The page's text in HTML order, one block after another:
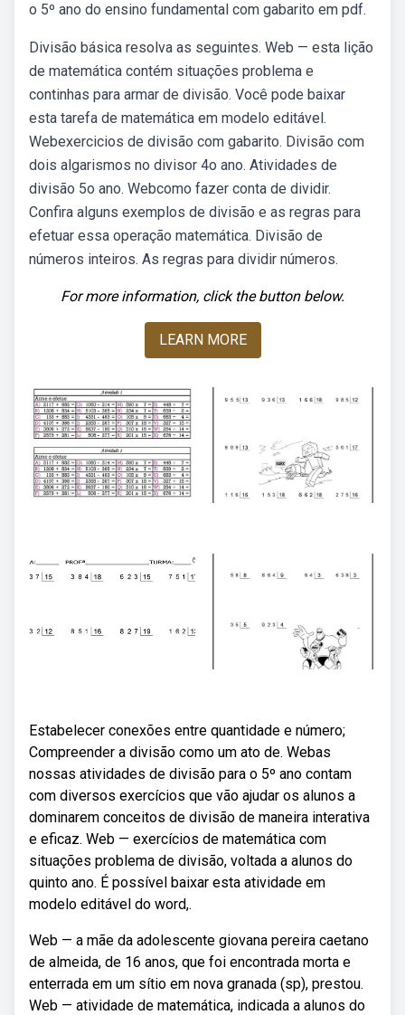
o 5º ano do ensino fundamental com gabarito em pdf.
Divisão básica resolva as seguintes. Web — esta lição
de matemática contém situações problema e
continhas para armar de divisão. Você pode baixar
esta tarefa de matemática em modelo editável.
Webexercicios de divisão com gabarito. Divisão com
dois algarismos no divisor 4o ano. Atividades de
divisão 5o ano. Webcomo fazer conta de dividir.
Confira alguns exemplos de divisão e as regras para
efetuar essa operação matemática. Divisão de
números inteiros. As regras para dividir números.
For more information, click the button below.
LEARN MORE
Estabelecer conexões entre quantidade e número;
Compreender a divisão como um ato de. Webas
nossas atividades de divisão para o 5º ano contam
com diversos exercícios que vão ajudar os alunos a
dominarem conceitos de divisão de maneira interativa
e eficaz. Web — exercícios de matemática com
situações problema de divisão, voltada a alunos do
quinto ano. É possível baixar esta atividade em
modelo editável do word,.
Web — a mãe da adolescente giovana pereira caetano
de almeida, de 16 anos, que foi encontrada morta e
enterrada em um sítio em nova granada (sp), prestou.
Web — atividade de matemática, indicada a alunos do